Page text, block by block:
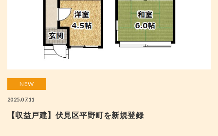
NEW
2025.07.11
【収益戸建】伏見区平野町を新規登録